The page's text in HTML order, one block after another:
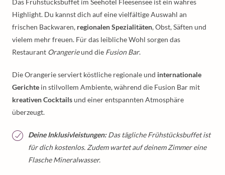
Das Frühstücksbuffet im Seehotel Fleesensee ist ein wahres
Highlight. Du kannst dich auf eine vielfältige Auswahl an
frischen Backwaren, regionalen Spezialitäten, Obst, Säften und
vielem mehr freuen. Für das leibliche Wohl sorgen das
Restaurant Orangerieund die Fusion Bar.
Die Orangerie serviert köstliche regionale und internationale
Gerichte in stilvollem Ambiente, während die Fusion Bar mit
kreativen Cocktailsund einer entspannten Atmosphäre
überzeugt.
Deine Inklusivleistungen:Das tägliche Frühstücksbuffet ist
für dich kostenlos. Zudem wartet auf deinem Zimmer eine
Flasche Mineralwasser.